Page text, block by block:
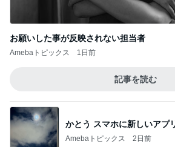
お願いした事が反映されない担当者
Amebaトピックス 1日前
記事を読む
かとう スマホに新しいアプ
Amebaトピックス 2日前